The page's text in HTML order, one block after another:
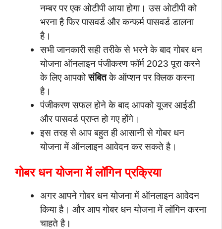
नम्बर पर एक ओटीपी आया होगा। उस ओटीपी को
भरना है फिर पासवर्ड और कन्फर्म पासवर्ड डालना
है।
सभी जानकारी सही तरीके से भरने के बाद गोबर धन
योजना ऑनलाइन पंजीकरण फॉर्म 2023 पूरा करने
के लिए आपकोसंबितके ऑप्शन पर क्लिक करना
है।
पंजीकरण सफल होने के बाद आपको यूजर आईडी
और पासवर्ड प्राप्त हो गए होंगे।
इस तरह से आप बहुत ही आसानी से गोबर धन
योजना में ऑनलाइन आवेदन कर सकते है।
गोबर धन योजना में लॉगिन प्रक्रिया
अगर आपने गोबर धन योजना में ऑनलाइन आवेदन
किया है। और आप गोबर धन योजना में लॉगिन करना
चाहते है।